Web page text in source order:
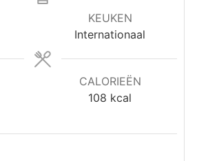
KEUKEN
Internationaal
CALORIEËN
108 kcal